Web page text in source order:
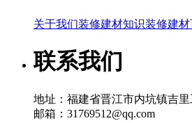
关于我们装修建材知识装修建
联系我们
地址：福建省晋江市内坑镇吉里
邮箱：31769512@qq.com